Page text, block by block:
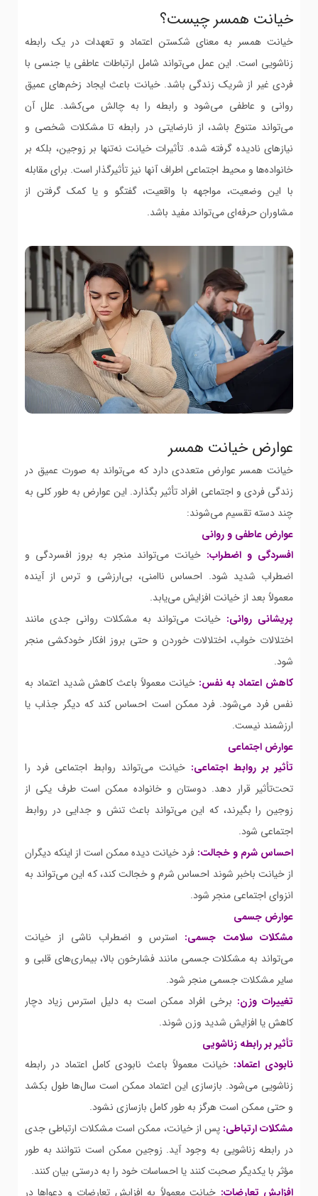
خیانت همسر چیست؟
خیانت همسر به معنای شکستن اعتماد و تعهدات در یک رابطه
زناشویی است. این عمل می‌تواند شامل ارتباطات عاطفی یا جنسی با
فردی غیر از شریک زندگی باشد. خیانت باعث ایجاد زخم‌های عمیق
روانی و عاطفی می‌شود و رابطه را به چالش می‌کشد. علل آن
می‌تواند متنوع باشد، از نارضایتی در رابطه تا مشکلات شخصی و
نیازهای نادیده گرفته شده. تأثیرات خیانت نه‌تنها بر زوجین، بلکه بر
خانواده‌ها و محیط اجتماعی اطراف آنها نیز تأثیرگذار است. برای مقابله
با این وضعیت، مواجهه با واقعیت، گفتگو و یا کمک گرفتن از
مشاوران حرفه‌ای می‌تواند مفید باشد.
عوارض خیانت همسر
خیانت همسر عوارض متعددی دارد که می‌تواند به صورت عمیق در
زندگی فردی و اجتماعی افراد تأثیر بگذارد. این عوارض به طور کلی به
چند دسته تقسیم می‌شوند:
عوارض عاطفی و روانی
افسردگی و اضطراب: خیانت می‌تواند منجر به بروز افسردگی و
اضطراب شدید شود. احساس ناامنی، بی‌ارزشی و ترس از آینده
معمولاً بعد از خیانت افزایش می‌یابد.
پریشانی روانی: خیانت می‌تواند به مشکلات روانی جدی مانند
اختلالات خواب، اختلالات خوردن و حتی بروز افکار خودکشی منجر
شود.
کاهش اعتماد به نفس: خیانت معمولاً باعث کاهش شدید اعتماد به
نفس فرد می‌شود. فرد ممکن است احساس کند که دیگر جذاب یا
ارزشمند نیست.
عوارض اجتماعی
تأثیر بر روابط اجتماعی: خیانت می‌تواند روابط اجتماعی فرد را
تحت‌تأثیر قرار دهد. دوستان و خانواده ممکن است طرف یکی از
زوجین را بگیرند، که این می‌تواند باعث تنش و جدایی در روابط
اجتماعی شود.
احساس شرم و خجالت: فرد خیانت دیده ممکن است از اینکه دیگران
از خیانت باخبر شوند احساس شرم و خجالت کند، که این می‌تواند به
انزوای اجتماعی منجر شود.
عوارض جسمی
مشکلات سلامت جسمی: استرس و اضطراب ناشی از خیانت
می‌تواند به مشکلات جسمی مانند فشارخون بالا، بیماری‌های قلبی و
سایر مشکلات جسمی منجر شود.
تغییرات وزن: برخی افراد ممکن است به دلیل استرس زیاد دچار
کاهش یا افزایش شدید وزن شوند.
تأثیر بر رابطه زناشویی
نابودی اعتماد: خیانت معمولاً باعث نابودی کامل اعتماد در رابطه
زناشویی می‌شود. بازسازی این اعتماد ممکن است سال‌ها طول بکشد
و حتی ممکن است هرگز به طور کامل بازسازی نشود.
مشکلات ارتباطی: پس از خیانت، ممکن است مشکلات ارتباطی جدی
در رابطه زناشویی به وجود آید. زوجین ممکن است نتوانند به طور
مؤثر با یکدیگر صحبت کنند یا احساسات خود را به درستی بیان کنند.
افزایش تعارضات: خیانت معمولاً به افزایش تعارضات و دعواها در